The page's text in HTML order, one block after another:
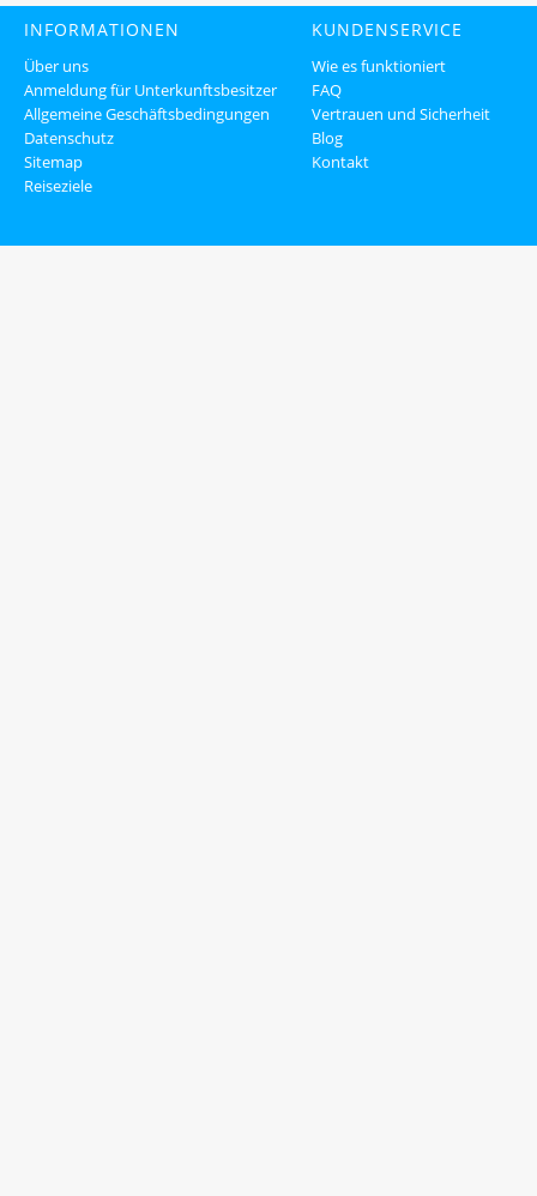
INFORMATIONEN
Über uns
Anmeldung für Unterkunftsbesitzer
Allgemeine Geschäftsbedingungen
Datenschutz
Sitemap
Reiseziele
KUNDENSERVICE
Wie es funktioniert
FAQ
Vertrauen und Sicherheit
Blog
Kontakt